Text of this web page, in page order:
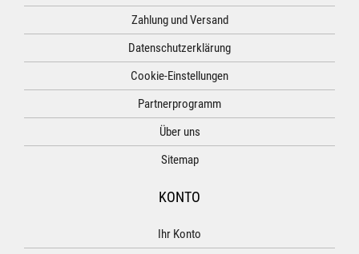
Zahlung und Versand
Datenschutzerklärung
Cookie-Einstellungen
Partnerprogramm
Über uns
Sitemap
KONTO
Ihr Konto